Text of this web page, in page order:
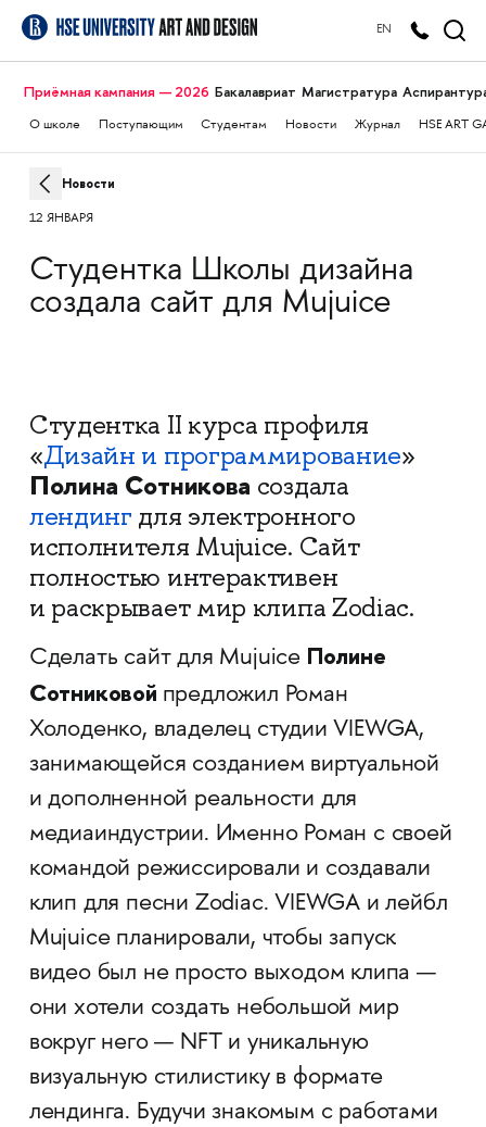
EN
Приёмная кампания — 2026 Бакалавриат Магистратура
О школе Поступающим Студентам Новости Журнал HSE ART
Новости
12 ЯНВАРЯ
Студентка Школы дизайна
создала сайт для Mujuice
Студентка II курса профиля
«Дизайн и программирование»
Полина Сотникова создала
лендинг для электронного
исполнителя Mujuice. Сайт
полностью интерактивен
и раскрывает мир клипа Zodiac.
Сделать сайт для Mujuice Полине
Сотниковой предложил Роман
Холоденко, владелец студии VIEWGA,
занимающейся созданием виртуальной
и дополненной реальности для
медиаиндустрии. Именно Роман с своей
командой режиссировали и создавали
клип для песни Zodiac. VIEWGA и лейбл
Mujuice планировали, чтобы запуск
видео был не просто выходом клипа —
они хотели создать небольшой мир
вокруг него — NFT и уникальную
визуальную стилистику в формате
лендинга. Будучи знакомым с работами